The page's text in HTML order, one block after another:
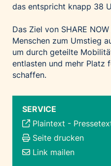
das entspricht knapp 38
Das Ziel von SHARE
Menschen zum Umstieg
um durch geteilte
entlasten und mehr Platz
schaffen.
SERVICE
Plaintext -
Seite drucken
Link mailen